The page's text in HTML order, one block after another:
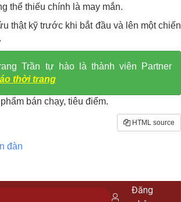
thể thiếu chính là may mắn.
thật kỹ trước khi bắt đầu và lên một chiến
Trần tự hào là thành viên Partner
thời trang
bán chạy, tiêu điểm.
HTML source
đàn